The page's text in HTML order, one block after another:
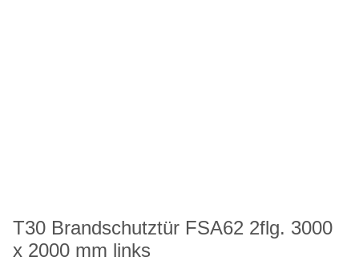
T30 Brandschutztür FSA62 2flg. 3000
x 2000 mm links